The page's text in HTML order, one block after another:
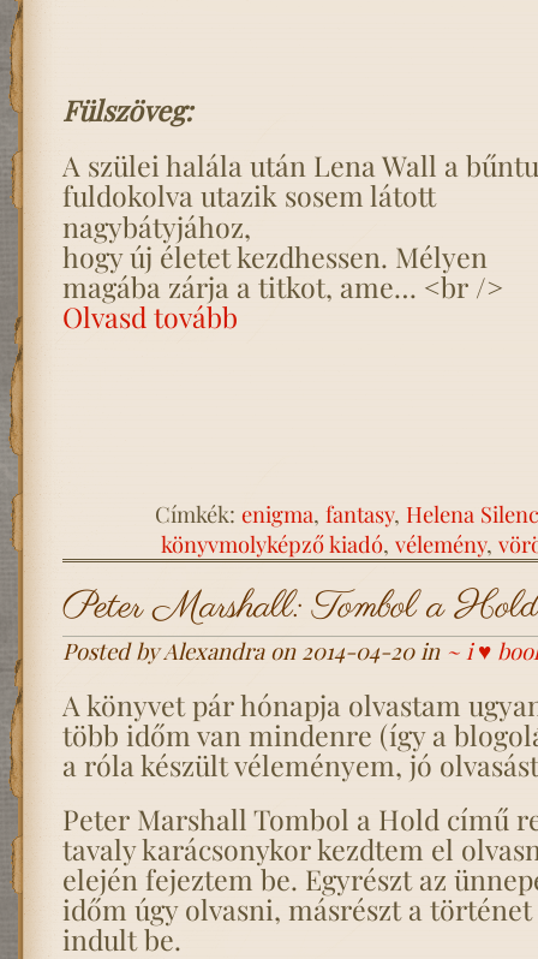
Fülszöveg:
A szülei halála után Lena Wall a
fuldokolva utazik sosem látott
nagybátyjához,
hogy új életet kezdhessen. Mélyen
magába zárja a titkot, ame… <br />
Olvasd tovább
Címkék: enigma, fantasy, Helena
könyvmolyképző kiadó, vélemény,
Peter Marshall: Tombol a Hold
Posted by Alexandra on 2014-04-20 in ~ i ♥
A könyvet pár hónapja olvastam
több időm van mindenre (így a
a róla készült véleményem, jó
Peter Marshall Tombol a Hold című
tavaly karácsonykor kezdtem el
elején fejeztem be. Egyrészt az
időm úgy olvasni, másrészt a
indult be.